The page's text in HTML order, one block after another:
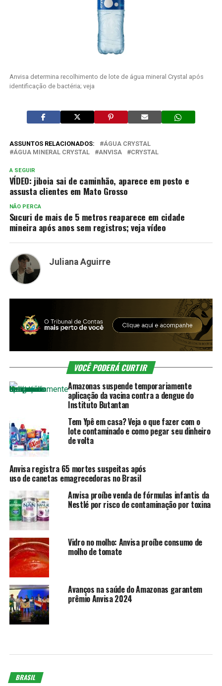
Anvisa determina recolhimento de lote de água mineral Crystal após
identificação de bactéria; veja
ASSUNTOS RELACIONADOS:
ÁGUA CRYSTAL
ÁGUA MINERAL CRYSTAL
ANVISA CRYSTAL
A SEGUIR
VÍDEO: jiboia sai de caminhão, aparece em posto e
assusta clientes em Mato Grosso
NÃO PERCA
Sucuri de mais de 5 metros reaparece em cidade
mineira após anos sem registros; veja vídeo
Juliana Aguirre
VOCÊ PODERÁ CURTIR
Amazonas suspende temporariamente
aplicação da vacina contra a dengue do
Instituto Butantan
Tem Ypê em casa? Veja o que fazer com o
lote contaminado e como pegar seu dinheiro
de volta
Anvisa registra 65 mortes suspeitas após
uso de canetas emagrecedoras no Brasil
Anvisa proíbe venda de fórmulas infantis da
Nestlé por risco de contaminação por toxina
Vidro no molho: Anvisa proíbe consumo de
molho de tomate
Avanços na saúde do Amazonas garantem
prêmio Anvisa 2024
BRASIL